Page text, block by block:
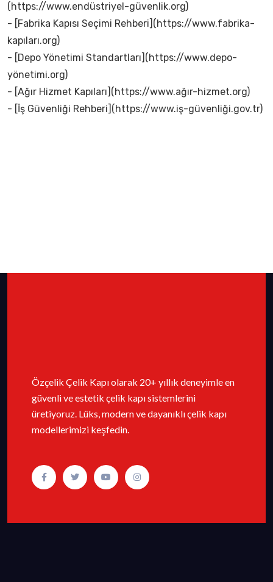
(https://www.endüstriyel-güvenlik.org)
- [Fabrika Kapısı Seçimi Rehberi](https://www.fabrika-
kapıları.org)
- [Depo Yönetimi Standartları](https://www.depo-
yönetimi.org)
- [Ağır Hizmet Kapıları](https://www.ağır-hizmet.org)
- [İş Güvenliği Rehberi](https://www.iş-güvenliği.gov.tr)
Özçelik Çelik Kapı olarak 20+ yıllık deneyimle en
güvenli ve estetik çelik kapı sistemlerini
üretiyoruz. Lüks, modern ve dayanıklı çelik kapı
modellerimizi keşfedin.